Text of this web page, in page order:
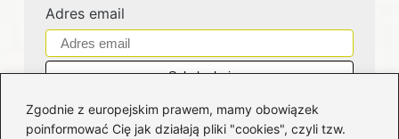
Zgodnie z europejskim prawem, mamy obowiązek
poinformować Cię jak działają pliki "cookies", czyli tzw.
Adres email